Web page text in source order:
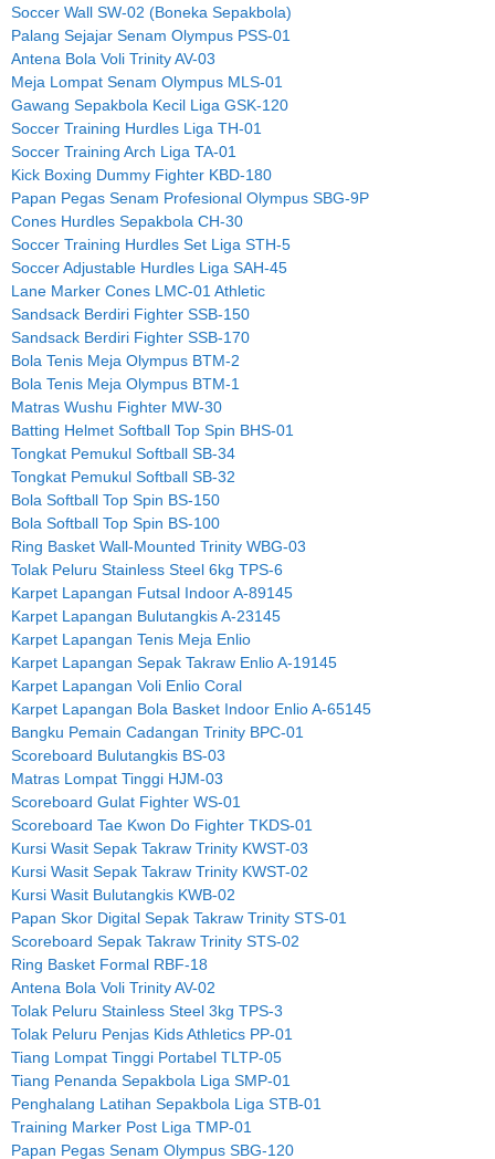
Soccer Wall SW-02 (Boneka Sepakbola)
Palang Sejajar Senam Olympus PSS-01
Antena Bola Voli Trinity AV-03
Meja Lompat Senam Olympus MLS-01
Gawang Sepakbola Kecil Liga GSK-120
Soccer Training Hurdles Liga TH-01
Soccer Training Arch Liga TA-01
Kick Boxing Dummy Fighter KBD-180
Papan Pegas Senam Profesional Olympus SBG-9P
Cones Hurdles Sepakbola CH-30
Soccer Training Hurdles Set Liga STH-5
Soccer Adjustable Hurdles Liga SAH-45
Lane Marker Cones LMC-01 Athletic
Sandsack Berdiri Fighter SSB-150
Sandsack Berdiri Fighter SSB-170
Bola Tenis Meja Olympus BTM-2
Bola Tenis Meja Olympus BTM-1
Matras Wushu Fighter MW-30
Batting Helmet Softball Top Spin BHS-01
Tongkat Pemukul Softball SB-34
Tongkat Pemukul Softball SB-32
Bola Softball Top Spin BS-150
Bola Softball Top Spin BS-100
Ring Basket Wall-Mounted Trinity WBG-03
Tolak Peluru Stainless Steel 6kg TPS-6
Karpet Lapangan Futsal Indoor A-89145
Karpet Lapangan Bulutangkis A-23145
Karpet Lapangan Tenis Meja Enlio
Karpet Lapangan Sepak Takraw Enlio A-19145
Karpet Lapangan Voli Enlio Coral
Karpet Lapangan Bola Basket Indoor Enlio A-65145
Bangku Pemain Cadangan Trinity BPC-01
Scoreboard Bulutangkis BS-03
Matras Lompat Tinggi HJM-03
Scoreboard Gulat Fighter WS-01
Scoreboard Tae Kwon Do Fighter TKDS-01
Kursi Wasit Sepak Takraw Trinity KWST-03
Kursi Wasit Sepak Takraw Trinity KWST-02
Kursi Wasit Bulutangkis KWB-02
Papan Skor Digital Sepak Takraw Trinity STS-01
Scoreboard Sepak Takraw Trinity STS-02
Ring Basket Formal RBF-18
Antena Bola Voli Trinity AV-02
Tolak Peluru Stainless Steel 3kg TPS-3
Tolak Peluru Penjas Kids Athletics PP-01
Tiang Lompat Tinggi Portabel TLTP-05
Tiang Penanda Sepakbola Liga SMP-01
Penghalang Latihan Sepakbola Liga STB-01
Training Marker Post Liga TMP-01
Papan Pegas Senam Olympus SBG-120